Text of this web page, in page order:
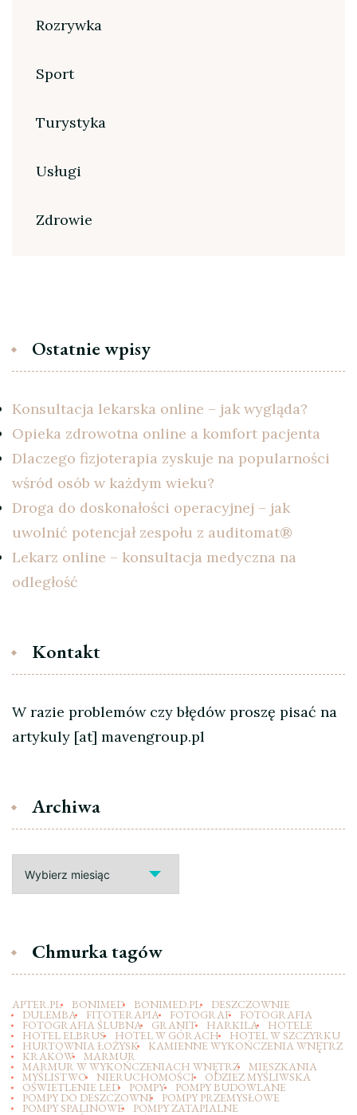
Rozrywka
Sport
Turystyka
Usługi
Zdrowie
Ostatnie wpisy
Konsultacja lekarska online – jak wygląda?
Opieka zdrowotna online a komfort pacjenta
Dlaczego fizjoterapia zyskuje na popularności
wśród osób w każdym wieku?
Droga do doskonałości operacyjnej – jak
uwolnić potencjał zespołu z auditomat®
Lekarz online – konsultacja medyczna na
odległość
Kontakt
W razie problemów czy błędów proszę pisać na
artykuly [at] mavengroup.pl
Archiwa
Chmurka tagów
APTER.PL BONIMED BONIMED.PL DESZCZOWNIE
DULEMBA FITOTERAPIA FOTOGRAF FOTOGRAFIA
FOTOGRAFIA ŚLUBNA GRANIT HARKILA HOTELE
HOTEL ELBRUS HOTEL W GÓRACH HOTEL W SZCZYRKU
HURTOWNIA ŁOŻYSK KAMIENNE WYKOŃCZENIA WNĘTRZ
KRAKÓW MARMUR
MARMUR W WYKOŃCZENIACH WNĘTRZ MIESZKANIA
MYŚLISTWO NIERUCHOMOŚCI ODZIEZ MYŚLIWSKA
OŚWIETLENIE LED POMPY POMPY BUDOWLANE
POMPY DO DESZCZOWNI POMPY PRZEMYSŁOWE
POMPY SPALINOWE POMPY ZATAPIALNE